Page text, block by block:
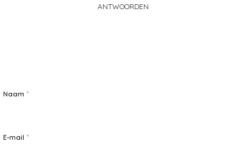
ANTWOORDEN
Naam *
E-mail *